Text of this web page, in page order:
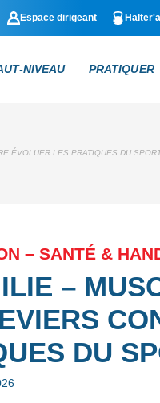
Espace dirigeant
NIVEAU PRATIQUER
ÉVOLUER LES PRATIQUES DU
– SANTÉ &
–
DU